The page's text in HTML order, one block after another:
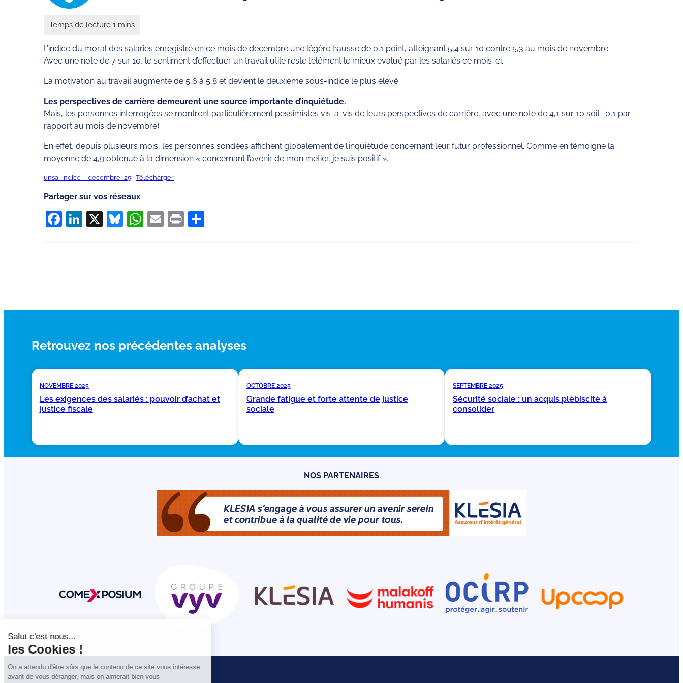
L’indice du moral des salariés enregistre en ce mois de décembre une légère hausse de 0,1 point, atteignant 5,4 sur 10 contre 5,3 au mois de novembre.
Avec une note de 7 sur 10, le sentiment d’effectuer un travail utile reste l’élément le mieux évalué par les salariés ce mois-ci.
La motivation au travail augmente de 5,6 à 5,8 et devient le deuxième sous-indice le plus élevé.
Les perspectives de carrière demeurent une source importante d’inquiétude.
Mais, les personnes interrogées se montrent particulièrement pessimistes vis-à-vis de leurs perspectives de carrière, avec une note de 4,1 sur 10 soit -0,1 par
rapport au mois de novembre).
En effet, depuis plusieurs mois, les personnes sondées affichent globalement de l’inquiétude concernant leur futur professionnel. Comme en témoigne la
moyenne de 4,9 obtenue à la dimension « concernant l’avenir de mon métier, je suis positif ».
unsa_indice__decembre_25 Télécharger
Partager sur vos réseaux
Facebook
LinkedIn
X Bluesky
WhatsApp
Email
PrintPartager
Retrouvez nos précédentes analyses
NOVEMBRE 2025
Les exigences des salariés : pouvoir d’achat et
justice fiscale
OCTOBRE 2025
Grande fatigue et forte attente de justice
sociale
SEPTEMBRE 2025
Sécurité sociale : un acquis plébiscité à
consolider
NOS PARTENAIRES